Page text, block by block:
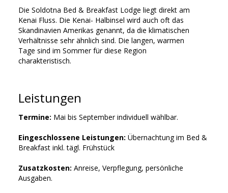
Die Soldotna Bed & Breakfast Lodge liegt direkt am
Kenai Fluss. Die Kenai- Halbinsel wird auch oft das
Skandinavien Amerikas genannt, da die klimatischen
Verhältnisse sehr ähnlich sind. Die langen, warmen
Tage sind im Sommer für diese Region
charakteristisch.
Leistungen
Termine: Mai bis September individuell wählbar.
Eingeschlossene Leistungen: Übernachtung im Bed &
Breakfast inkl. tägl. Frühstück
Zusatzkosten: Anreise, Verpflegung, persönliche
Ausgaben.